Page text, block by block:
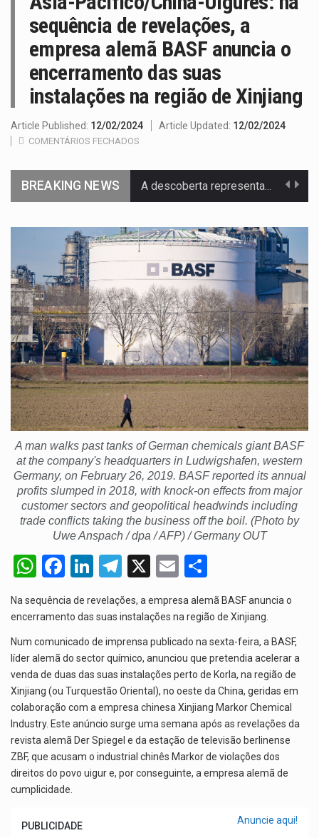
sequência de revelações, a
empresa alemã BASF anuncia o
encerramento das suas
instalações na região de Xinjiang
Article Published: 12/02/2024 Article Updated: 12/02/2024
COMENTÁRIOS FECHADOS
BREAKING NEWS Segundo as autoridades canadianas, mais de 200 incêndios florestais continuam…
Um dos casos mais graves envolveu a residência de Sam…
O pagamento marca o desfecho de um dos processos mais…
O programa, cuja implementação está prevista entre abril de 2026…
A nova legislação estabelece um prazo de 180 dias para…
O Departamento de Estado norte-americano confirmou que cidadãos dos Estados…
A final coloca frente a frente duas equipas que chegaram…
A descoberta representa um marco para a astronomia moderna. Embora…
A man walks past tanks of German chemicals giant BASF
at the company's headquarters in Ludwigshafen, western
Germany, on February 26, 2019. BASF reported its annual
profits slumped in 2018, with knock-on effects from major
customer sectors and geopolitical headwinds including
trade conflicts taking the business off the boil. (Photo by
Uwe Anspach / dpa / AFP) / Germany OUT
W
at
s
A
p
p
F
ce
b
o
o
k
Li
ke
dI
n
T
el
e
gr
a
m
X
E
m
ail
h
ar
e
Na sequência de revelações, a empresa alemã BASF anuncia o
encerramento das suas instalações na região de Xinjiang.
Num comunicado de imprensa publicado na sexta-feira, a BASF,
líder alemã do sector químico, anunciou que pretendia acelerar a
venda de duas das suas instalações perto de Korla, na região de
Xinjiang (ou Turquestão Oriental), no oeste da China, geridas em
colaboração com a empresa chinesa Xinjiang Markor Chemical
Industry. Este anúncio surge uma semana após as revelações da
revista alemã Der Spiegel e da estação de televisão berlinense
ZBF, que acusam o industrial chinês Markor de violações dos
direitos do povo uigur e, por conseguinte, a empresa alemã de
cumplicidade.
PUBLICIDADE Anuncie aqui!